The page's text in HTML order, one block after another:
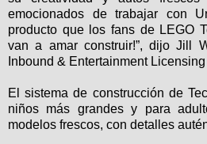
emocionados de trabajar con
producto que los fans de LEGO
van a amar construir!”, dijo Jill
Inbound & Entertainment
El sistema de construcción de
niños más grandes y para
modelos frescos, con detalles